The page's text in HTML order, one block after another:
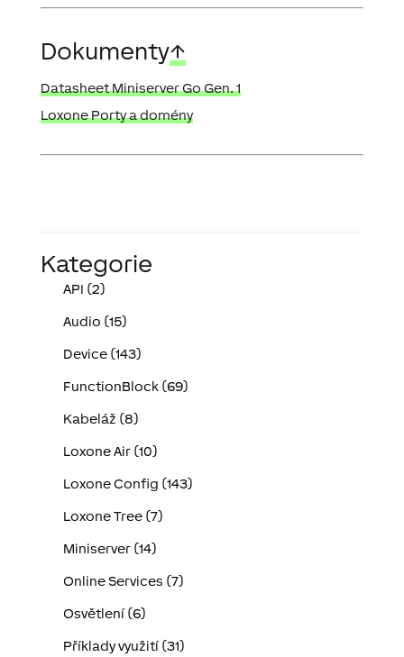
Dokumenty↑
Datasheet Miniserver Go Gen. 1
Loxone Porty a domény
Kategorie
API (2)
Audio (15)
Device (143)
FunctionBlock (69)
Kabeláž (8)
Loxone Air (10)
Loxone Config (143)
Loxone Tree (7)
Miniserver (14)
Online Services (7)
Osvětlení (6)
Příklady využití (31)